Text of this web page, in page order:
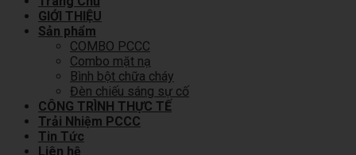
GIỚI THIỆU
Sản phẩm
COMBO PCCC
Combo mặt nạ
Bình bột chữa cháy
Đèn chiếu sáng sự cố
CÔNG TRÌNH THỰC TẾ
Trải Nhiệm PCCC
Tin Tức
Liên hệ